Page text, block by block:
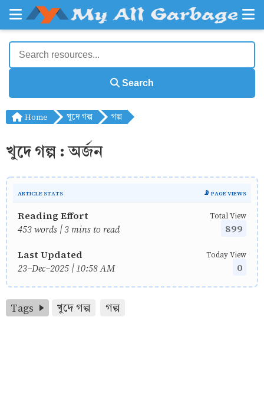
Search
Home খুদে গল্প গল্প
খুদে গল্প : অর্জন
ARTICLE STATS 📡 PAGE VIEWS
Reading Effort
453 words | 3 mins to read
Total View
899
Last Updated
23-Dec-2025 | 10:58 AM
Today View
0
Tags খুদে গল্প গল্প